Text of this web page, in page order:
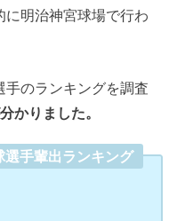
に明治神宮球場で行わ
手のランキングを調査
かりました。
手輩出ランキング